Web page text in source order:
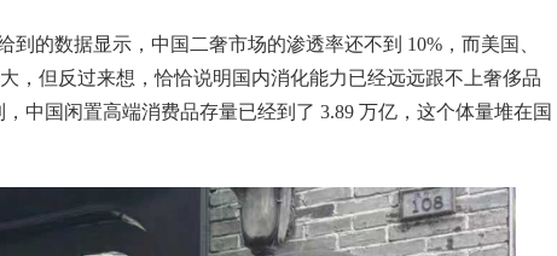
的数据显示，中国二奢市场的渗透率还不到 10%，而美国、
，但反过来想，恰恰说明国内消化能力已经远远跟不上奢侈品
中国闲置高端消费品存量已经到了 3.89 万亿，这个体量堆在国